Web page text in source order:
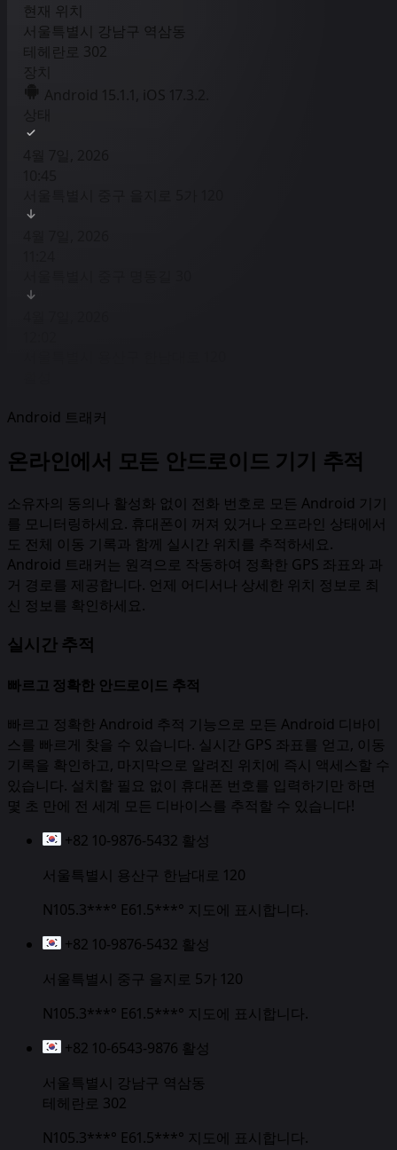
현재 위치
서울특별시 강남구 역삼동
테헤란로 302
장치
Android 15.1.1, iOS 17.3.2.
Android 트래커
온라인에서 모든 안드로이드 기기 추적
소유자의 동의나 활성화 없이 전화 번호로 모든 Android 기기
를 모니터링하세요. 휴대폰이 꺼져 있거나 오프라인 상태에서
도 전체 이동 기록과 함께 실시간 위치를 추적하세요.
Android 트래커는 원격으로 작동하여 정확한 GPS 좌표와 과
거 경로를 제공합니다. 언제 어디서나 상세한 위치 정보로 최
신 정보를 확인하세요.
실시간 추적
빠르고 정확한 안드로이드 추적
빠르고 정확한 Android 추적 기능으로 모든 Android 디바이
스를 빠르게 찾을 수 있습니다. 실시간 GPS 좌표를 얻고, 이동
기록을 확인하고, 마지막으로 알려진 위치에 즉시 액세스할 수
있습니다. 설치할 필요 없이 휴대폰 번호를 입력하기만 하면
몇 초 만에 전 세계 모든 디바이스를 추적할 수 있습니다!
+82 10-9876-5432 활성
서울특별시 용산구 한남대로 120
N105.3***° E61.5***° 지도에 표시합니다.
+82 10-9876-5432 활성
서울특별시 중구 을지로 5가 120
N105.3***° E61.5***° 지도에 표시합니다.
+82 10-6543-9876 활성
서울특별시 강남구 역삼동
테헤란로 302
N105.3***° E61.5***° 지도에 표시합니다.